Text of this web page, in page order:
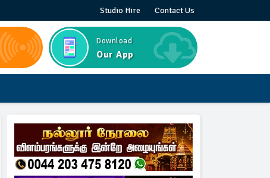
Studio Hire Contact Us
Download
Our App